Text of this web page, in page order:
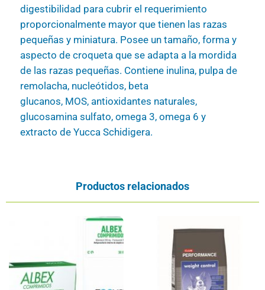
digestibilidad para cubrir el requerimiento
proporcionalmente mayor que tienen las razas
pequeñas y miniatura. Posee un tamaño, forma y
aspecto de croqueta que se adapta a la mordida
de las razas pequeñas. Contiene inulina, pulpa de
remolacha, nucleótidos, beta
glucanos, MOS, antioxidantes naturales,
glucosamina sulfato, omega 3, omega 6 y
extracto de Yucca Schidigera.
Productos relacionados